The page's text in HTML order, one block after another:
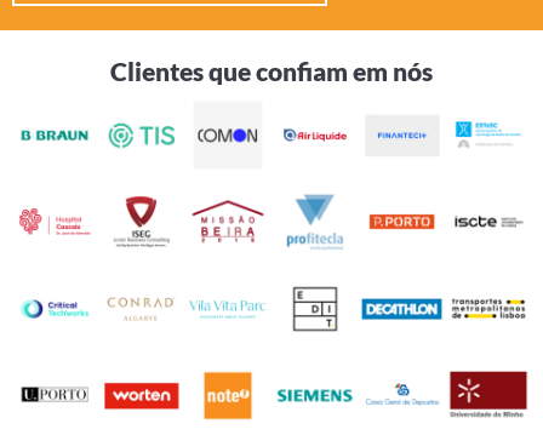
Clientes que confiam em nós